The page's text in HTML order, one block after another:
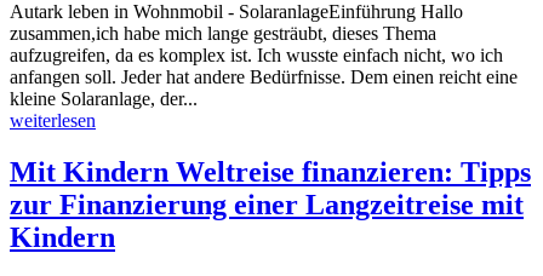
Autark leben in Wohnmobil - SolaranlageEinführung Hallo
zusammen,ich habe mich lange gesträubt, dieses Thema
aufzugreifen, da es komplex ist. Ich wusste einfach nicht, wo ich
anfangen soll. Jeder hat andere Bedürfnisse. Dem einen reicht eine
kleine Solaranlage, der...
weiterlesen
Mit Kindern Weltreise finanzieren: Tipps
zur Finanzierung einer Langzeitreise mit
Kindern